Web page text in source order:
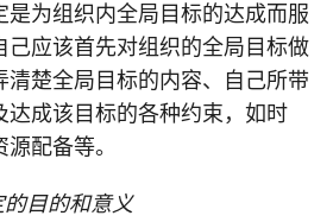
是为组织内全局目标的达成而服
己应该首先对组织的全局目标做
清楚全局目标的内容、自己所带
达成该目标的各种约束，如时
配备等。
目的和意义